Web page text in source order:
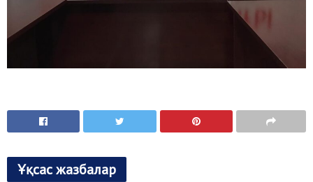
Ұқсас жазбалар